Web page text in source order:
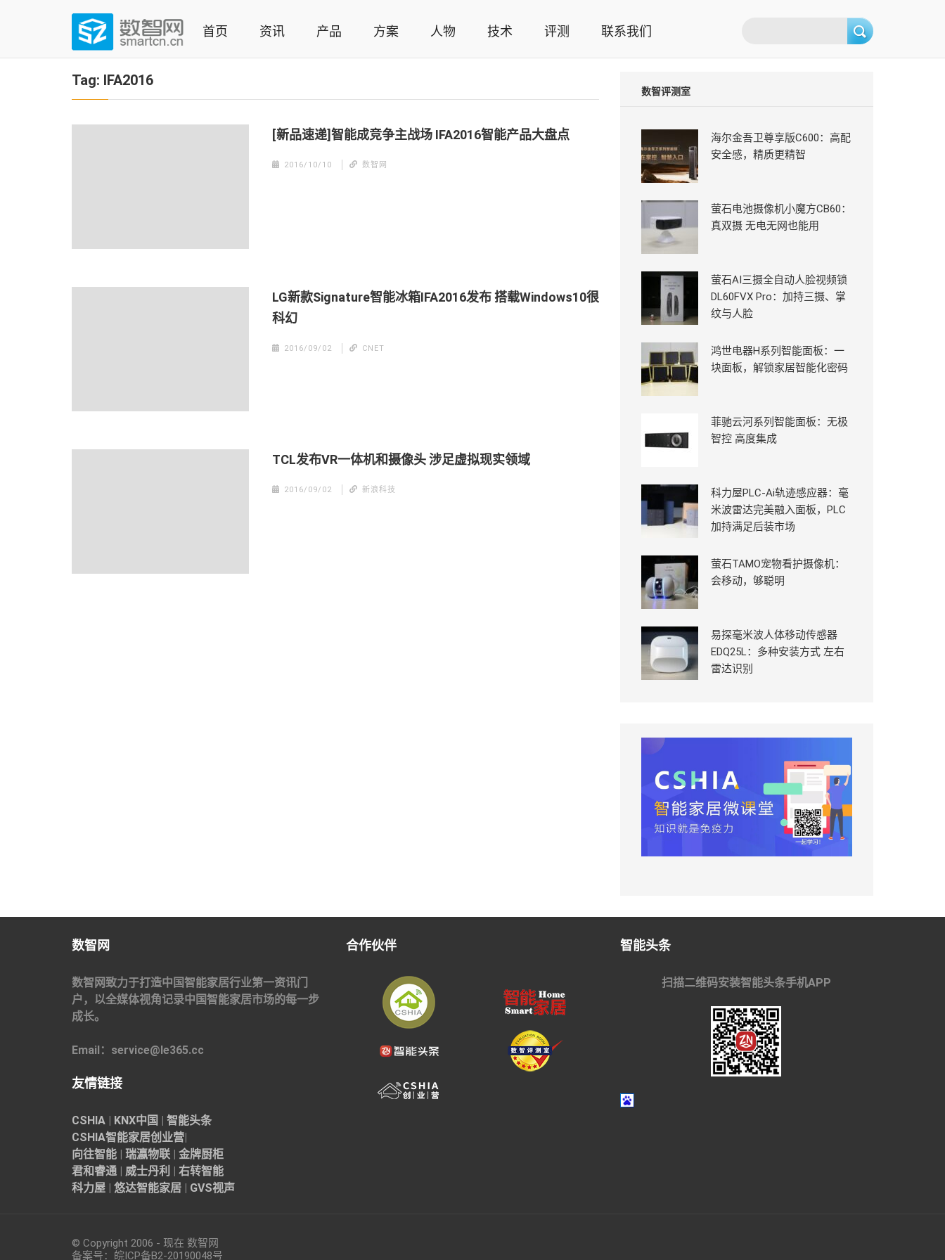
(Press
数智网
智能家居第一资讯门户 | 智能家居系统，智能家居产品，智能家居解决方案，智能家居技术应用，智能家居行业观点，智能家居项目案例
首页 资讯 产品 方案 人物 技术 评测 联系我们
Tag: IFA2016
[新品速递]智能成竞争主战场 IFA2016智能产品大盘点
2016/10/10 数智网
LG新款Signature智能冰箱IFA2016发布 搭载Windows10很
科幻
2016/09/02 CNET
TCL发布VR一体机和摄像头 涉足虚拟现实领域
2016/09/02 新浪科技
数智评测室
海尔金吾卫尊享版C600：高配
安全感，精质更精智
萤石电池摄像机小魔方CB60：
真双摄 无电无网也能用
萤石AI三摄全自动人脸视频锁
DL60FVX Pro：加持三摄、掌
纹与人脸
鸿世电器H系列智能面板：一
块面板，解锁家居智能化密码
菲驰云河系列智能面板：无极
智控 高度集成
科力屋PLC-Ai轨迹感应器：毫
米波雷达完美融入面板，PLC
加持满足后装市场
萤石TAMO宠物看护摄像机：
会移动，够聪明
易探毫米波人体移动传感器
EDQ25L：多种安装方式 左右
雷达识别
数智网
数智网致力于打造中国智能家居行业第一资讯门
户，以全媒体视角记录中国智能家居市场的每一步
成长。
Email：service@le365.cc
友情链接
CSHIA | KNX中国 | 智能头条
CSHIA智能家居创业营|
向往智能 | 瑞瀛物联 | 金牌厨柜
君和睿通 | 威士丹利 | 右转智能
科力屋 | 悠达智能家居 | GVS视声
合作伙伴 智能头条
扫描二维码安装智能头条手机APP
© Copyright 2006 - 现在 数智网
备案号： 皖ICP备B2-20190048号